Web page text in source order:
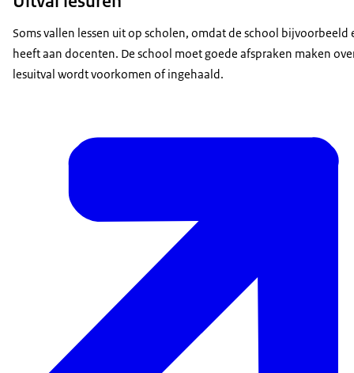
Soms vallen lessen uit op scholen, omdat de school bijvoorbeeld
heeft aan docenten. De school moet goede afspraken maken
lesuitval wordt voorkomen of ingehaald.